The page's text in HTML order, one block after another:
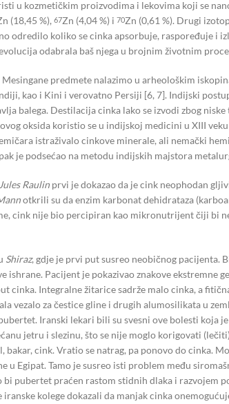
u kozmetičkim proizvodima i lekovima koji se
(18,45 %), 67Zn (4,04 %) i 70Zn (0,61 %). Drugi
odredilo koliko se cinka apsorbuje, raspoređuje i
odabrala baš njega u brojnim životnim
predmete nalazimo u arheološkim
kao i Kini i verovatno Persiji [6, 7]. Indijski
balega. Destilacija cinka lako se izvodi zbog
oksida koristio se u indijskoj medicini u XIII
istraživalo cinkove minerale, ali nemački
je podsećao na metodu indijskih majstora
Jules Raulin prvi je dokazao da je cink neophodan
otkrili su da enzim karbonat dehidrataza
cink nije bio percipiran kao mikronutrijent čiji bi
Shiraz, gdje je prvi put susreo neobičnog pacijenta.
Pacijent je pokazivao znakove ekstremne
cinka. Integralne žitarice sadrže malo cinka, a
vezalo za čestice gline i drugih alumosilikata u
Iranski lekari bili su svesni ove bolesti koja
jetru i slezinu, što se nije moglo korigovati
cink. Vratio se natrag, pa ponovo do cinka.
u Egipat. Tamo je susreo isti problem među
pubertet praćen rastom stidnih dlaka i razvojem
kolege dokazali da manjak cinka